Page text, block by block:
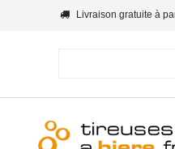
Livraison gratuite à